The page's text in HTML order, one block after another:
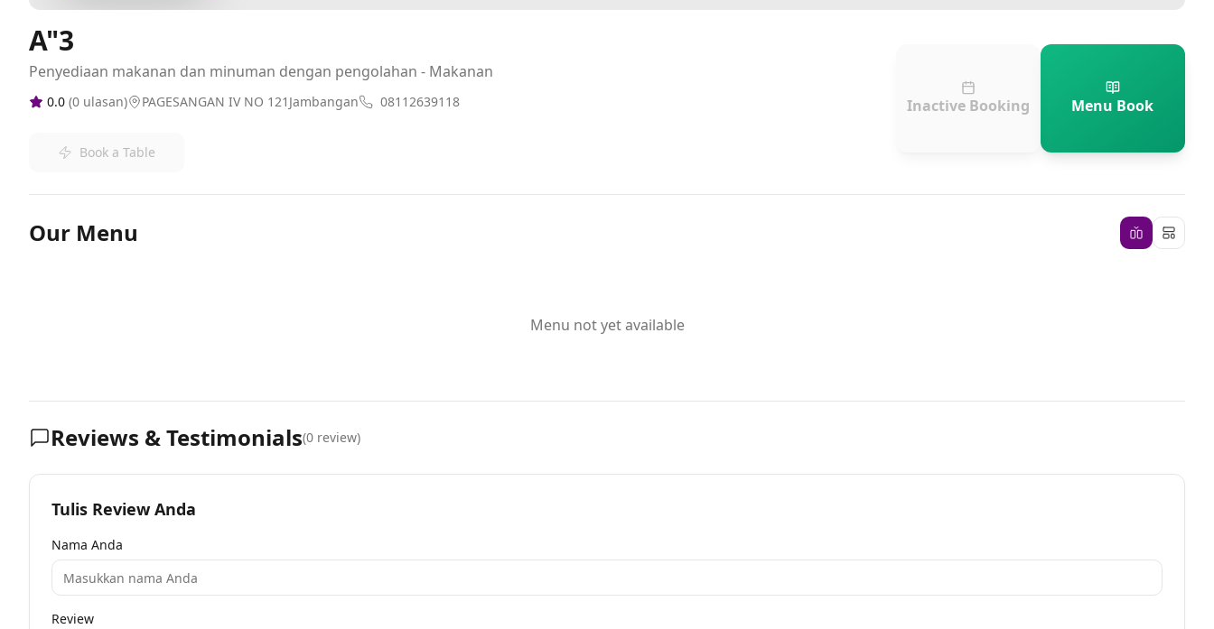
A"3
Penyediaan makanan dan minuman dengan pengolahan - Makanan
0.0 (0 ulasan) PAGESANGAN IV NO 121Jambangan 08112639118
Book a Table
Inactive Booking Menu Book
Our Menu
Menu not yet available
Reviews & Testimonials(0 review)
Tulis Review Anda
Nama Anda
Review